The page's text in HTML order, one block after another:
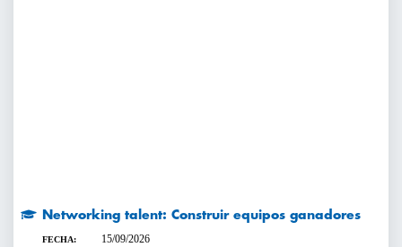
Networking talent: Construir equipos ganadores
FECHA: 15/09/2026